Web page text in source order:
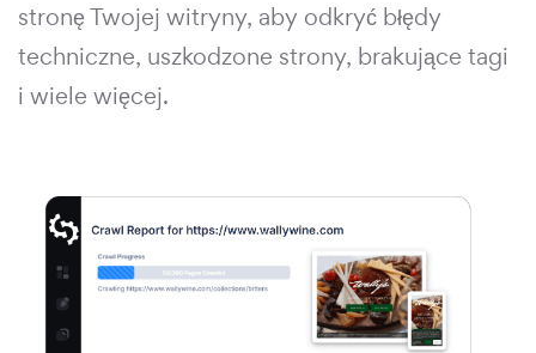
stronę Twojej witryny, aby odkryć błędy
techniczne, uszkodzone strony, brakujące tagi
i wiele więcej.